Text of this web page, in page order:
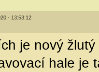
- 13:53:12
je nový
hale je